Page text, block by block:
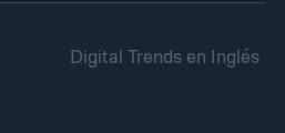
Digital Trends en Inglés